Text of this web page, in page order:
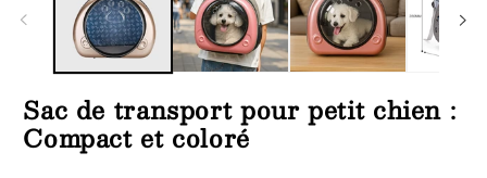
une
Sac de transport pour petit chien :
Compact et coloré